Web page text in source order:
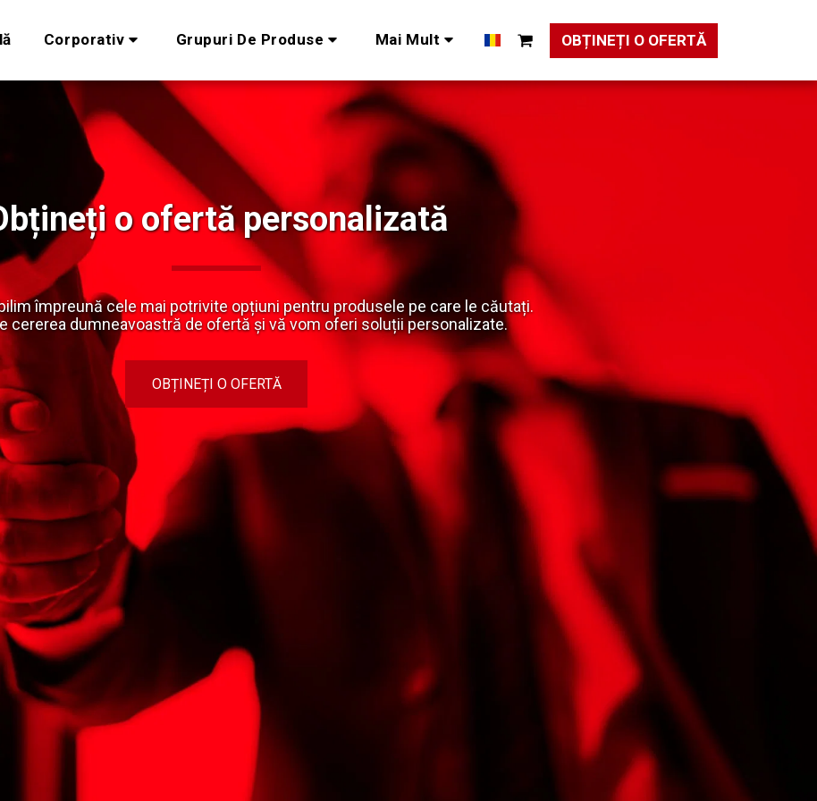
Corporativ Grupuri De Produse Mai Mult OBȚINEȚI O OFERTĂ
o ofertă personalizată
împreună cele mai potrivite opțiuni pentru produsele pe care le căutați.
cererea dumneavoastră de ofertă și vă vom oferi soluții personalizate.
OBȚINEȚI O OFERTĂ